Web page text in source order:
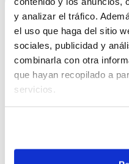
y analizar el tráfico.
el uso que haga del sitio
sociales, publicidad y
combinarla con otra
que hayan recopilado a
servicios.
Canales de venta y
+51 977 624 112